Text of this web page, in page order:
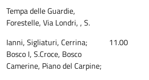
Tempa delle Guardie,
Forestelle, Via Londri, , S.
Ianni, Sigliaturi, Cerrina;
Bosco I, S.Croce, Bosco
Camerine, Piano del Carpine;
11.00